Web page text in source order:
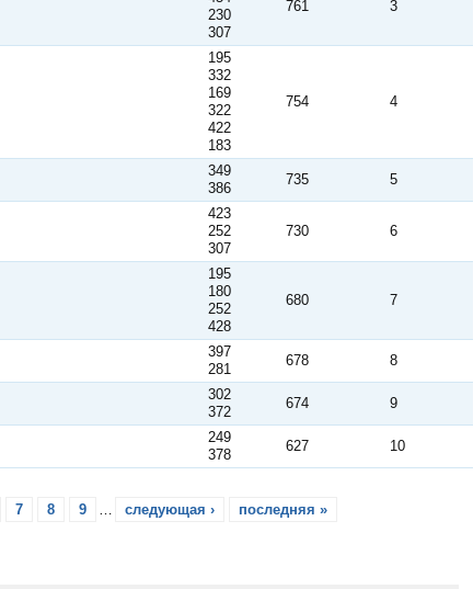
230
307
761 3
195
332
169
322
422
183
754 4
349
386
735 5
423
252
307
730 6
195
180
252
428
680 7
397
281
678 8
302
372
674 9
249
378
627 10
7 8 9 … следующая › последняя »